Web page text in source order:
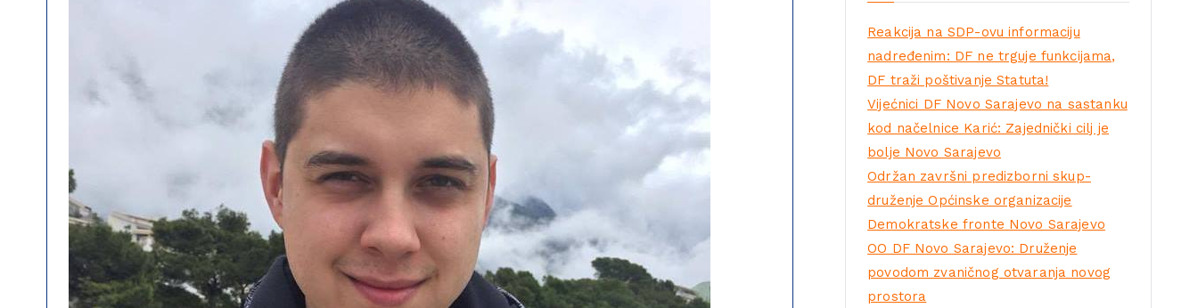
Reakcija na SDP-ovu informaciju
nadređenim: DF ne trguje funkcijama,
DF traži poštivanje Statuta!
Vijećnici DF Novo Sarajevo na sastanku
kod načelnice Karić: Zajednički cilj je
bolje Novo Sarajevo
Održan završni predizborni skup-
druženje Općinske organizacije
Demokratske fronte Novo Sarajevo
OO DF Novo Sarajevo: Druženje
povodom zvaničnog otvaranja novog
prostora